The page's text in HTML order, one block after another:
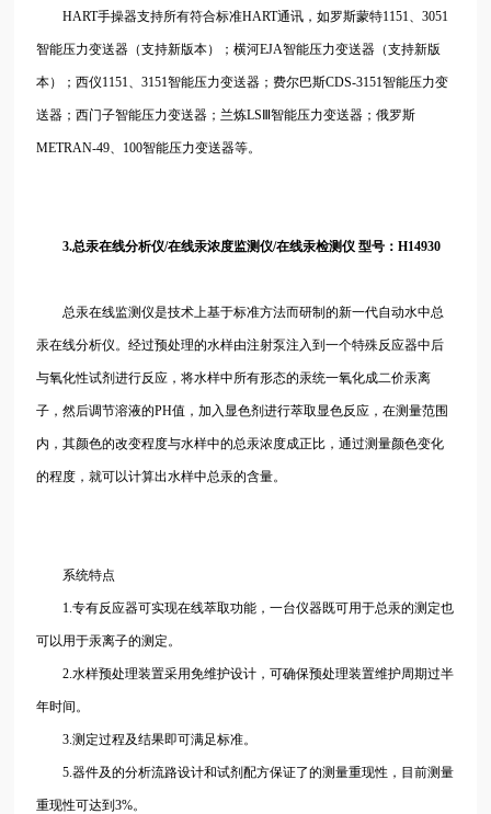
HART手操器支持所有符合标准HART通讯，如罗斯蒙特1151、3051
智能压力变送器（支持新版本）；横河EJA智能压力变送器（支持新版
本）；西仪1151、3151智能压力变送器；费尔巴斯CDS-3151智能压力变
送器；西门子智能压力变送器；兰炼LSⅢ智能压力变送器；俄罗斯
METRAN-49、100智能压力变送器等。
3.总汞在线分析仪/在线汞浓度监测仪/在线汞检测仪 型号：H14930
总汞在线监测仪是技术上基于标准方法而研制的新一代自动水中总
汞在线分析仪。经过预处理的水样由注射泵注入到一个特殊反应器中后
与氧化性试剂进行反应，将水样中所有形态的汞统一氧化成二价汞离
子，然后调节溶液的PH值，加入显色剂进行萃取显色反应，在测量范围
内，其颜色的改变程度与水样中的总汞浓度成正比，通过测量颜色变化
的程度，就可以计算出水样中总汞的含量。
系统特点
1.专有反应器可实现在线萃取功能，一台仪器既可用于总汞的测定也
可以用于汞离子的测定。
2.水样预处理装置采用免维护设计，可确保预处理装置维护周期过半
年时间。
3.测定过程及结果即可满足标准。
5.器件及的分析流路设计和试剂配方保证了的测量重现性，目前测量
重现性可达到3%。